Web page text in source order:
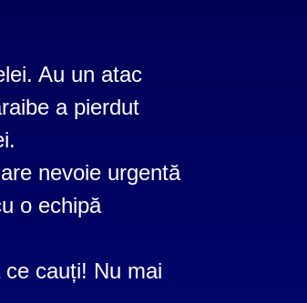
Au un atac
a pierdut
nevoie urgentă
o echipă
cauți! Nu mai